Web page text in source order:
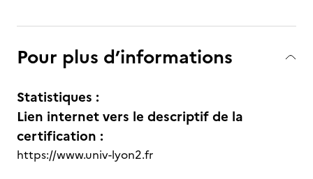
Pour plus d’informations
Statistiques :
Lien internet vers le descriptif de la
certification :
https://www.univ-lyon2.fr